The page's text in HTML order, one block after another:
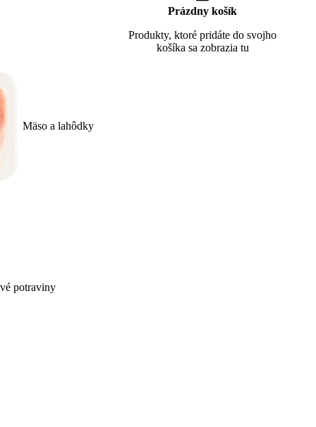
Mäso a lahôdky
potraviny
Prázdny košík
Produkty, ktoré pridáte do svojho
košíka sa zobrazia tu